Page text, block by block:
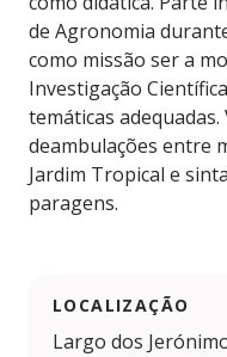
de Agronomia
como missão ser a
Investigação
temáticas
deambulações entre
Jardim Tropical e
paragens.
LOCALIZAÇÃO
Largo dos